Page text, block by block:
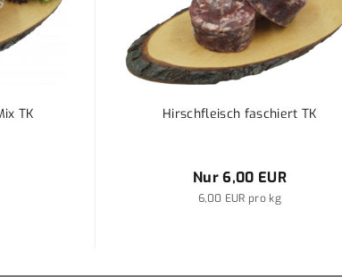
TK Hirschfleisch faschiert TK
Nur 6,00 EUR
6,00 EUR pro kg